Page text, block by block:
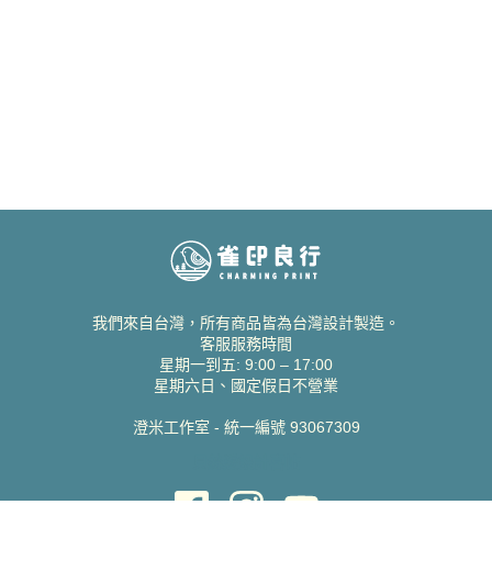
我們來自台灣，所有商品皆為台灣設計製造。
客服服務時間
星期一到五: 9:00 – 17:00
星期六日、國定假日不營業
澄米工作室 - 統一編號 93067309